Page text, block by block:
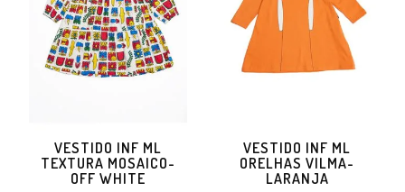
VESTIDO INF ML
TEXTURA MOSAICO-
OFF WHITE
VESTIDO INF ML
ORELHAS VILMA-
LARANJA